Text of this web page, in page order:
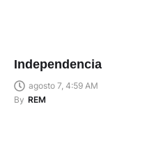
Independencia
agosto 7, 4:59 AM
By REM